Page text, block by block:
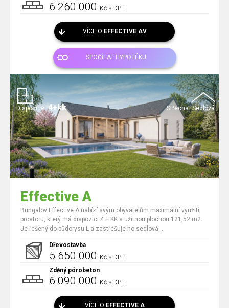
6 260 000 Kč s DPH
VÍCE O EFFECTIVE AV
SPOČÍTAT HYPOTÉKU
Střecha: Sedlová
Dispozice: 4+kk
Effective A
Bungalov Effective A nabízí svým obyvatelům maximální využití
prostoru, který má dispozici 4 + KK s užitnou plochou 121,52 m2.
Je řešený do půdorysu L a zastřešuje ho sedlová ..
Dřevostavba
5 650 000 Kč s DPH
Zděný pórobeton
6 090 000 Kč s DPH
VÍCE O EFFECTIVE A